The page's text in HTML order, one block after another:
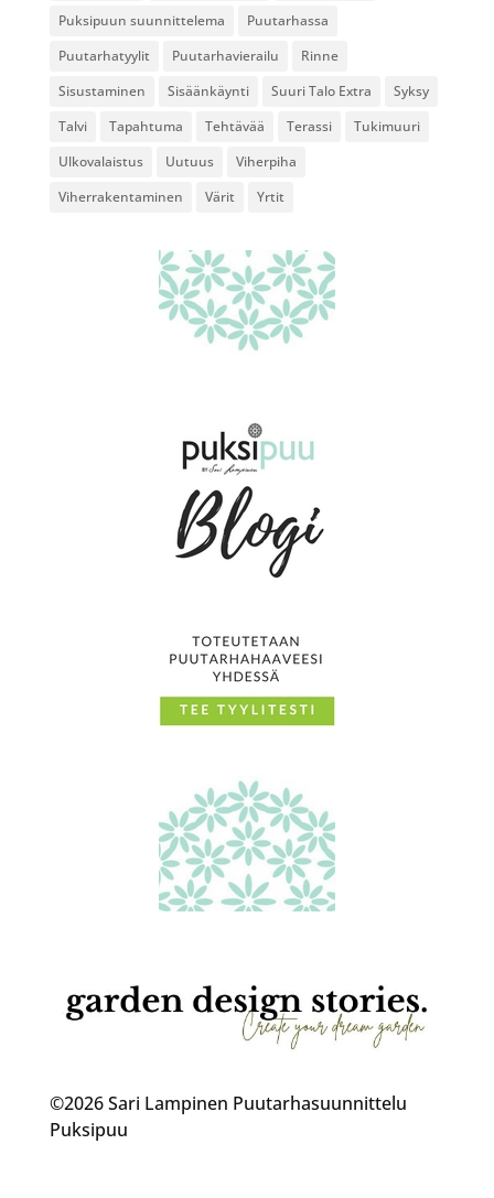
Puksipuun suunnittelema
Puutarhassa
Puutarhatyylit
Puutarhavierailu
Rinne
Sisustaminen
Sisäänkäynti Suuri Talo Extra
Syksy
Talvi
Tapahtuma Tehtävää Terassi
Tukimuuri
Ulkovalaistus
Uutuus
Viherpiha
Viherrakentaminen
Värit Yrtit
©2026 Sari Lampinen Puutarhasuunnittelu
Puksipuu